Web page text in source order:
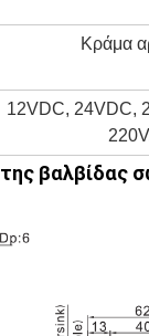
Κράμα
12VDC, 24VDC,
της βαλβίδας